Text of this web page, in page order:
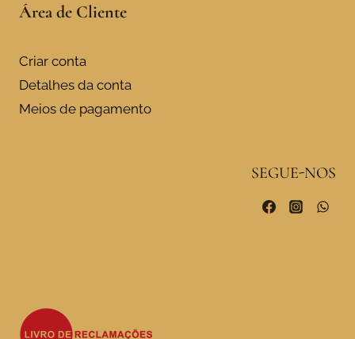
Área de Cliente
Criar conta
Detalhes da conta
Meios de pagamento
SEGUE-NOS